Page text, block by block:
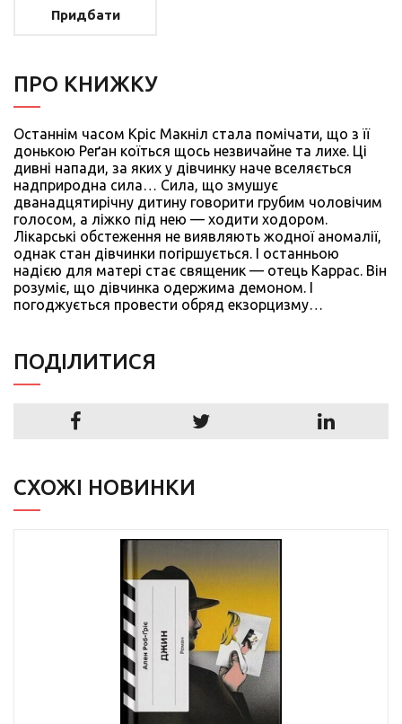
Придбати
ПРО КНИЖКУ
Останнім часом Кріс Макніл стала помічати, що з її
донькою Реґан коїться щось незвичайне та лихе. Ці
дивні напади, за яких у дівчинку наче вселяється
надприродна сила… Сила, що змушує
дванадцятирічну дитину говорити грубим чоловічим
голосом, а ліжко під нею — ходити ходором.
Лікарські обстеження не виявляють жодної аномалії,
однак стан дівчинки погіршується. І останньою
надією для матері стає священик — отець Каррас. Він
розуміє, що дівчинка одержима демоном. І
погоджується провести обряд екзорцизму…
ПОДIЛИТИСЯ
СХОЖІ НОВИНКИ